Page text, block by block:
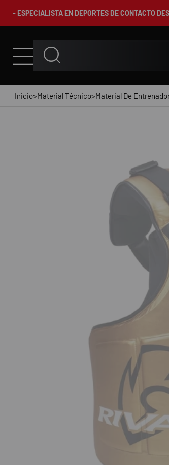
- ESPECIALISTA EN DEPORTES DE CONTACTO
Inicio>Material Técnico>Material De